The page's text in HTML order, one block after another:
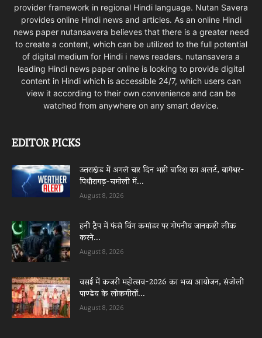
provider framework in regional Hindi language. Nutan Savera
provides online Hindi news and articles. As an online Hindi
news paper nutansavera believes that there is a greater need
to create a content, which can be utilized to the full potential
of digital medium for Hindi i news readers. nutansavera a
leading Hindi news paper online is looking to provide digital
content in Hindi which is accessible 24/7, which users can
view it according to their own convenience and can be
watched from anywhere on any smart device.
EDITOR PICKS
उत्तराखंड में अगले चार दिन भारी बारिश का अलर्ट, बागेश्वर-
पिथौरागढ़-चमोली में...
August 8, 2026
हनी ट्रैप में फंसे विंग कमांडर पर गोपनीय जानकारी लीक
करने...
August 8, 2026
वसई में कजरी महोत्सव-2026 का भव्य आयोजन, संजोली
पाण्डेय के लोकगीतों...
August 8, 2026